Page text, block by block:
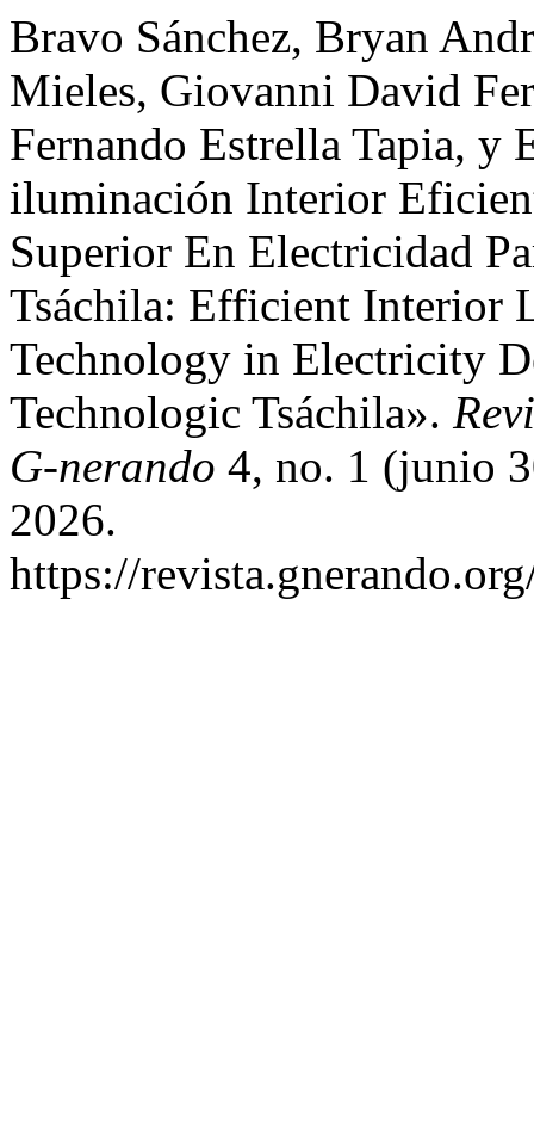
Bravo Sánchez, Bryan
Mieles, Giovanni David
Fernando Estrella Tapia, y
iluminación Interior
Superior En Electricidad
Tsáchila: Efficient Interior
Technology in Electricity
Technologic Tsáchila».
G-nerando 4, no. 1 (junio
2026.
https://